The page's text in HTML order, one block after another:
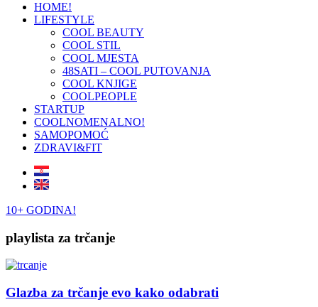
HOME!
LIFESTYLE
COOL BEAUTY
COOL STIL
COOL MJESTA
48SATI – COOL PUTOVANJA
COOL KNJIGE
COOLPEOPLE
STARTUP
COOLNOMENALNO!
SAMOPOMOĆ
ZDRAVI&FIT
10+ GODINA!
playlista za trčanje
Glazba za trčanje evo kako odabrati